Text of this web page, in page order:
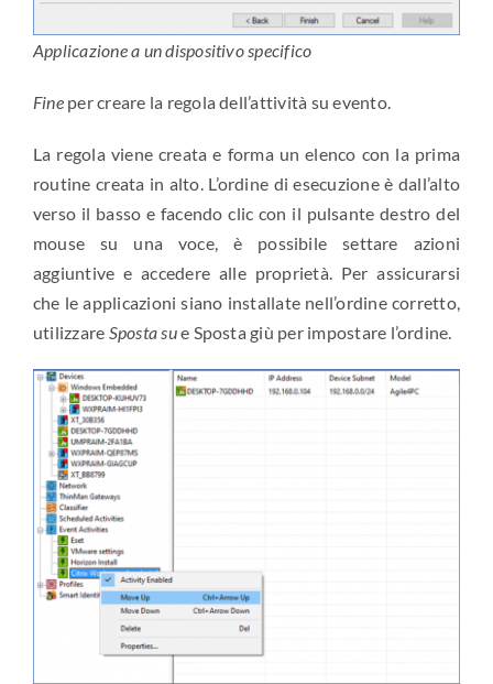
Applicazione a un dispositivo specifico
Fineper creare la regola dell’attività su evento.
La regola viene creata e forma un elenco con la prima
routine creata in alto. L’ordine di esecuzione è dall’alto
verso il basso e facendo clic con il pulsante destro del
mouse su una voce, è possibile settare azioni
aggiuntive e accedere alle proprietà. Per assicurarsi
che le applicazioni siano installate nell’ordine corretto,
utilizzare Sposta sue Sposta giù per impostare l’ordine.